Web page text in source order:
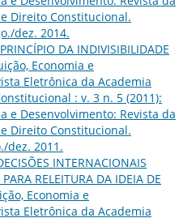
Direito Constitucional.
dez. 2014.
DA INDIVISIBILIDADE
Economia e
Eletrônica da Academia
: v. 3 n. 5 (2011):
e Desenvolvimento: Revista da
Direito Constitucional.
dez. 2011.
INTERNACIONAIS
RELEITURA DA IDEIA DE
Economia e
Eletrônica da Academia